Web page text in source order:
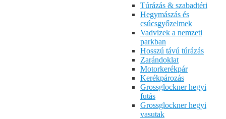
Túrázás & szabadtéri
Hegymászás és
csúcsgyőzelmek
Vadvizek a nemzeti
parkban
Hosszú távú túrázás
Zarándoklat
Motorkerékpár
Kerékpározás
Grossglockner hegyi
futás
Grossglockner hegyi
vasutak